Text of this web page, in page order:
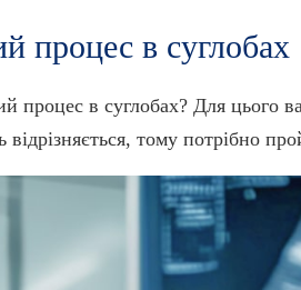
процес в суглобах
процес в суглобах? Для
відрізняється, тому потрібно